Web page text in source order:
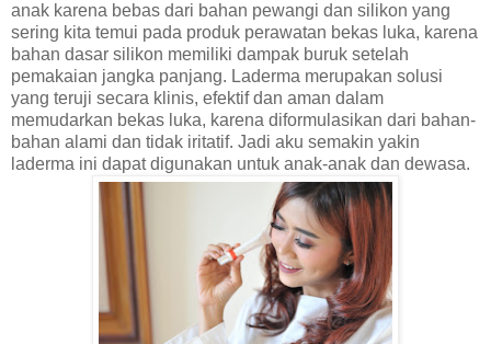
anak karena bebas dari bahan pewangi dan silikon yang
sering kita temui pada produk perawatan bekas luka, karena
bahan dasar silikon memiliki dampak buruk setelah
pemakaian jangka panjang. Laderma merupakan solusi
yang teruji secara klinis, efektif dan aman dalam
memudarkan bekas luka, karena diformulasikan dari bahan-
bahan alami dan tidak iritatif. Jadi aku semakin yakin
laderma ini dapat digunakan untuk anak-anak dan dewasa.